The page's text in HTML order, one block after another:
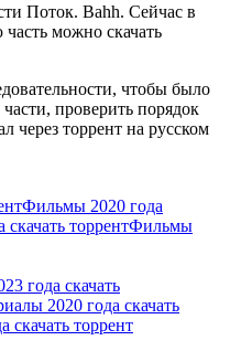
Поток. Bahh. Сейчас в
можно скачать
чтобы было
проверить порядок
через торрент на русском
Фильмы 2020 года
торрентФильмы
года скачать
2020 года скачать
скачать торрент